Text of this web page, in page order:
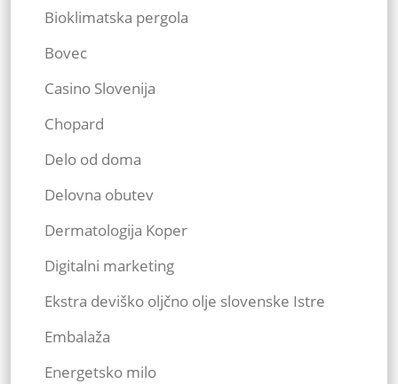
Bioklimatska pergola
Bovec
Casino Slovenija
Chopard
Delo od doma
Delovna obutev
Dermatologija Koper
Digitalni marketing
Ekstra deviško oljčno olje slovenske Istre
Embalaža
Energetsko milo